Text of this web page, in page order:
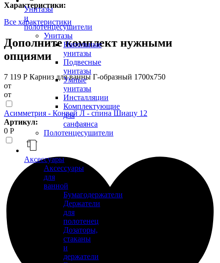
Унитазы
и
полотенцесушители
Унитазы
Напольные
унитазы
Подвесные
унитазы
Умные
унитазы
Инсталляции
Комплектующие
для
санфаянса
Полотенцесушители
Аксессуары
Аксессуары
для
ванной
Бумагодержатели
Держатели
для
полотенец
Дозаторы,
стаканы
и
держатели
Характеристики:
Все характеристики
Дополните комплект нужными
опциями
7 119 Р Карниз для ванны Г-образный 1700х750
от
от
Асимметрия - Конвей Л - спина Шиацу 12
Артикул:
0 Р